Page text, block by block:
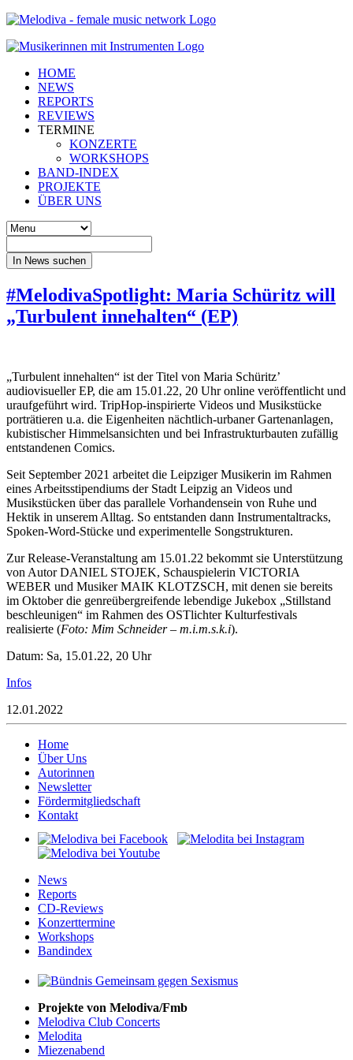
HOME
NEWS
REPORTS
REVIEWS
TERMINE
KONZERTE
WORKSHOPS
BAND-INDEX
PROJEKTE
ÜBER UNS
In News suchen
#MelodivaSpotlight: Maria Schüritz will
„Turbulent innehalten“ (EP)
„Turbulent innehalten“ ist der Titel von Maria Schüritz’
audiovisueller EP, die am 15.01.22, 20 Uhr online veröffentlicht und
uraufgeführt wird. TripHop-inspirierte Videos und Musikstücke
porträtieren u.a. die Eigenheiten nächtlich-urbaner Gartenanlagen,
kubistischer Himmelsansichten und bei Infrastrukturbauten zufällig
entstandenen Comics.
Seit September 2021 arbeitet die Leipziger Musikerin im Rahmen
eines Arbeitsstipendiums der Stadt Leipzig an Videos und
Musikstücken über das parallele Vorhandensein von Ruhe und
Hektik in unserem Alltag. So entstanden dann Instrumentaltracks,
Spoken-Word-Stücke und experimentelle Songstrukturen.
Zur Release-Veranstaltung am 15.01.22 bekommt sie Unterstützung
von Autor DANIEL STOJEK, Schauspielerin VICTORIA
WEBER und Musiker MAIK KLOTZSCH, mit denen sie bereits
im Oktober die genreübergreifende lebendige Jukebox „Stillstand
beschleunigen“ im Rahmen des OSTlichter Kulturfestivals
realisierte (Foto: Mim Schneider – m.i.m.s.k.i).
Datum: Sa, 15.01.22, 20 Uhr
Infos
12.01.2022
Home
Über Uns
Autorinnen
Newsletter
Fördermitgliedschaft
Kontakt
News
Reports
CD-Reviews
Konzerttermine
Workshops
Bandindex
Projekte von Melodiva/Fmb
Melodiva Club Concerts
Melodita
Miezenabend